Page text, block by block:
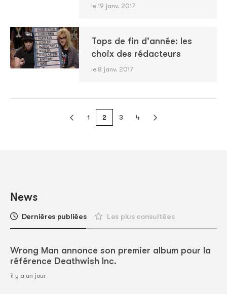
le 19 janv. 2017
Tops de fin d'année: les
choix des rédacteurs
le 8 janv. 2017
1 2 3 4
News
Dernières publiées Les plus consultées
Wrong Man annonce son premier album pour la
référence Deathwish Inc.
il y a un jour